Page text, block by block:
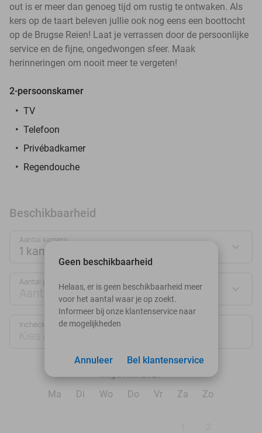
out is er meer dan genoeg tijd om rustig te ontwaken. Als
kers op de taart beleven jullie ook nog eens een boottocht
op de Brugse Reien! Laat je verrassen door de persoonlijke
service en de fijne, ongedwongen sfeer. Maak
herinneringen om nooit meer te vergeten!
2-persoonskamer
TV
Telefoon
Privébadkamer
Regendouche
Beschikbaarheid
Aantal kamers:
1 kamer
Aantal personen:
Aantal personen
Inchecken
Ma
Di Wo Do Vr Za Zo
Geen beschikbaarheid
Helaas, er is geen beschikbaarheid meer
voor het aantal waar je op zoekt.
Informeer bij onze klantenservice naar
de mogelijkheden
Bel klantenservice
Annuleer